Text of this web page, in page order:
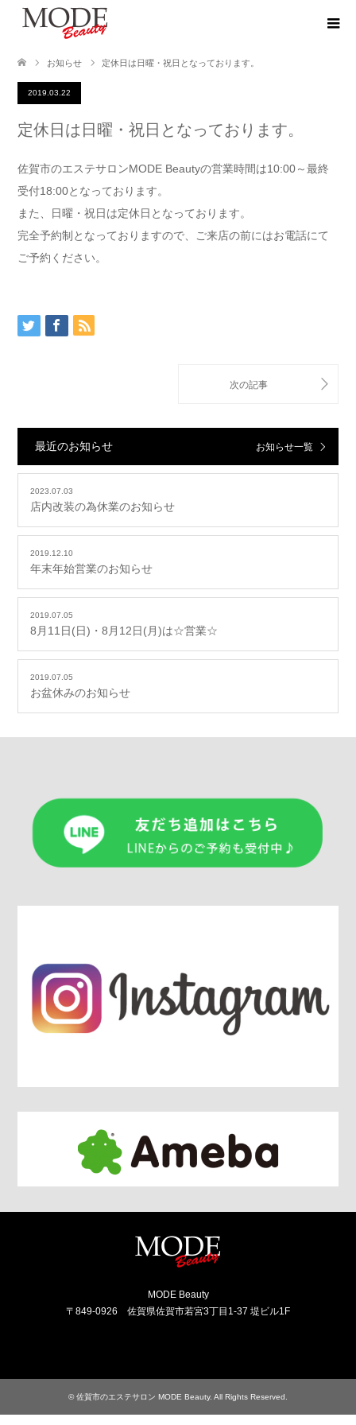
お知らせ 定休日は日曜・祝日となっております。
2019.03.22
定休日は日曜・祝日となっております。
佐賀市のエステサロンMODE Beautyの営業時間は10:00～最終
受付18:00となっております。
また、日曜・祝日は定休日となっております。
完全予約制となっておりますので、ご来店の前にはお電話にて
ご予約ください。
最近のお知らせ お知らせ一覧
2023.07.03
店内改装の為休業のお知らせ
2019.12.10
年末年始営業のお知らせ
2019.07.05
8月11日(日)・8月12日(月)は☆営業☆
2019.07.05
お盆休みのお知らせ
MODE Beauty
〒849-0926 佐賀県佐賀市若宮3丁目1-37 堤ビル1F
©佐賀市のエステサロン MODE Beauty. All Rights Reserved.